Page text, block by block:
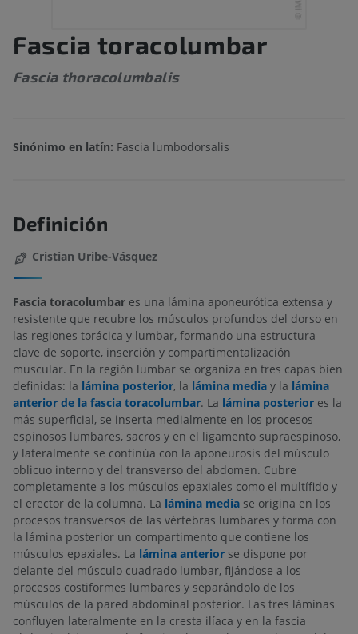
Fascia toracolumbar
Fascia thoracolumbalis
Sinónimo en latín: Fascia lumbodorsalis
Definición
Cristian Uribe-Vásquez
Fascia toracolumbar es una lámina aponeurótica extensa y
resistente que recubre los músculos profundos del dorso en
las regiones torácica y lumbar, formando una estructura
clave de soporte, inserción y compartimentalización
muscular. En la región lumbar se organiza en tres capas bien
definidas: la lámina posterior, la lámina media y la lámina
anterior de la fascia toracolumbar. La lámina posterior es la
más superficial, se inserta medialmente en los procesos
espinosos lumbares, sacros y en el ligamento supraespinoso,
y lateralmente se continúa con la aponeurosis del músculo
oblicuo interno y del transverso del abdomen. Cubre
completamente a los músculos epaxiales como el multífido y
el erector de la columna. La lámina media se origina en los
procesos transversos de las vértebras lumbares y forma con
la lámina posterior un compartimento que contiene los
músculos epaxiales. La lámina anterior se dispone por
delante del músculo cuadrado lumbar, fijándose a los
procesos costiformes lumbares y separándolo de los
músculos de la pared abdominal posterior. Las tres láminas
confluyen lateralmente en la cresta ilíaca y en la fascia